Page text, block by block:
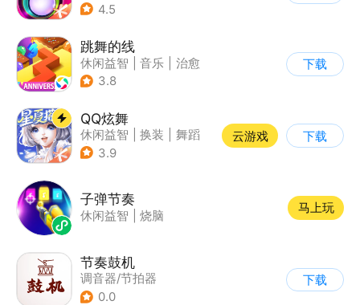
4.5
跳舞的线
休闲益智 音乐
治愈
3.8
下载
QQ炫舞
休闲益智 换装
舞蹈
| 美少女
3.9
云游戏 下载
子弹节奏
休闲益智 烧脑
马上玩
节奏鼓机
调音器/节拍器
0.0
下载